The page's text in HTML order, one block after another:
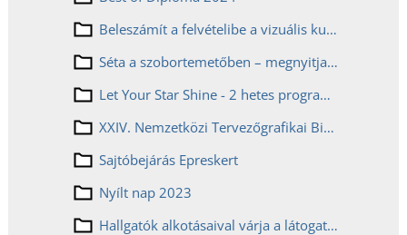
Beleszámít a felvételibe a vizuális kultúra érettségi eredményea következő tanévtől
Séta a szobortemetőben – megnyitja kapuit a titokzatos kert
Let Your Star Shine - 2 hetes programsorozat a Képzőn az uniós csatlakozás 20. évfordulóján
XXIV. Nemzetközi Tervezőgrafikai Biennálé a Képzőn
Sajtóbejárás Epreskert
Nyílt nap 2023
Hallgatók alkotásaival várja a látogatókat a Képző az Art Marketen